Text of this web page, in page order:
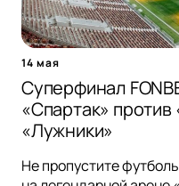
14 мая
Суперфинал
«Спартак»
«Лужники»
Не пропустите